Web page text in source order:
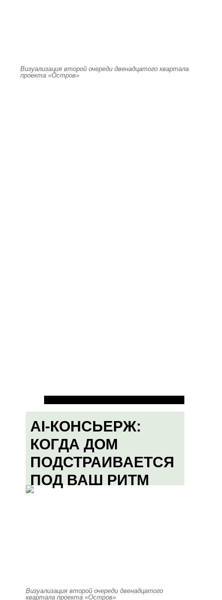
Визуализация второй очереди двенадцатого квартала
проекта «Остров»
AI-КОНСЬЕРЖ:
КОГДА ДОМ
ПОДСТРАИВАЕТСЯ
ПОД ВАШ РИТМ
Визуализация второй очереди двенадцатого
квартала проекта «Остров»